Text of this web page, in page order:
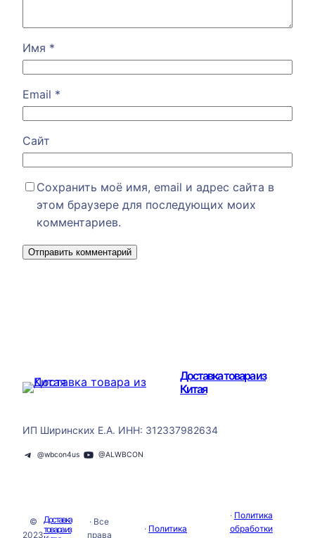
Имя *
Email *
Сайт
Сохранить моё имя, email и адрес сайта в
этом браузере для последующих моих
комментариев.
Доставка товара из
Китая
ИП Ширинских Е.А. ИНН: 312337982634
@wbcon4us @ALWBCON
©
2023
Доставка
товара из
· Все
права
· Политика
· Политика
обработки